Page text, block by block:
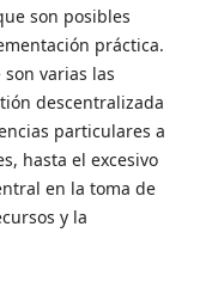
son posibles
práctica.
varias las
descentralizada
particulares a
hasta el excesivo
en la toma de
y la